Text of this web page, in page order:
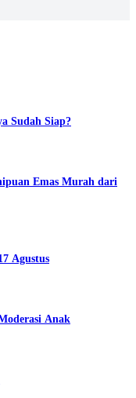
Sudah Siap?
Emas Murah dari
Agustus
Anak